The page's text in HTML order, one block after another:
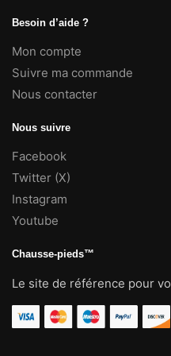
Besoin d’aide ?
Mon compte
Suivre ma commande
Nous contacter
Nous suivre
Facebook
Twitter (X)
Instagram
Youtube
Chausse-pieds™
Le site de référence pour